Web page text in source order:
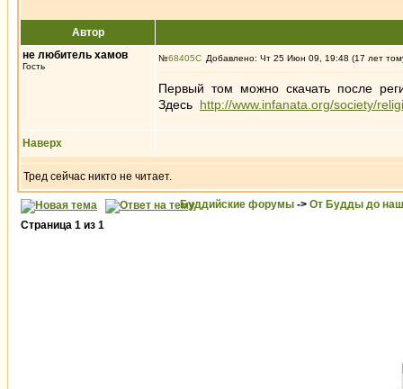
Автор
не любитель хамов
Гость
№68405 Добавлено: Чт 25 Июн 09, 19:48 (17 лет
Первый том можно скачать после
Здесь http://www.infanata.org/society/
Наверх
Тред сейчас никто не читает.
Буддийские форумы -> От Будды до
Страница 1 из 1